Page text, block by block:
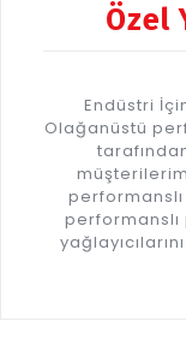
Özel
Endüstri
Olağanüstü
performanslı